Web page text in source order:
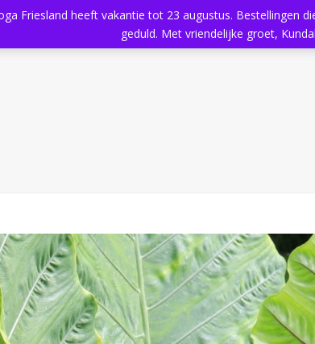
Aanbod Kundalini Yoga
Friesland heeft vakantie tot 23 augustus.
geduld. Met vriendelijke groet,